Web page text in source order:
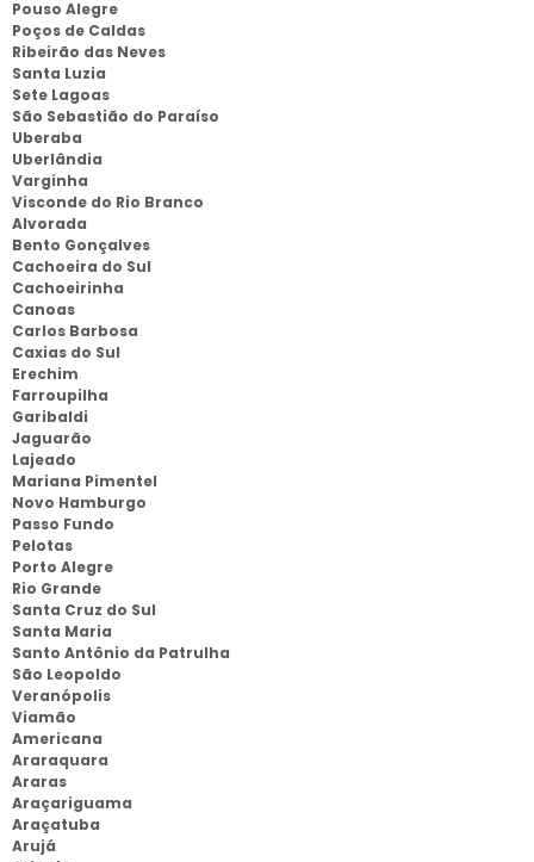
Pouso Alegre
Poços de Caldas
Ribeirão das Neves
Santa Luzia
Sete Lagoas
São Sebastião do Paraíso
Uberaba
Uberlândia
Varginha
Visconde do Rio Branco
Alvorada
Bento Gonçalves
Cachoeira do Sul
Cachoeirinha
Canoas
Carlos Barbosa
Caxias do Sul
Erechim
Farroupilha
Garibaldi
Jaguarão
Lajeado
Mariana Pimentel
Novo Hamburgo
Passo Fundo
Pelotas
Porto Alegre
Rio Grande
Santa Cruz do Sul
Santa Maria
Santo Antônio da Patrulha
São Leopoldo
Veranópolis
Viamão
Americana
Araraquara
Araras
Araçariguama
Araçatuba
Arujá